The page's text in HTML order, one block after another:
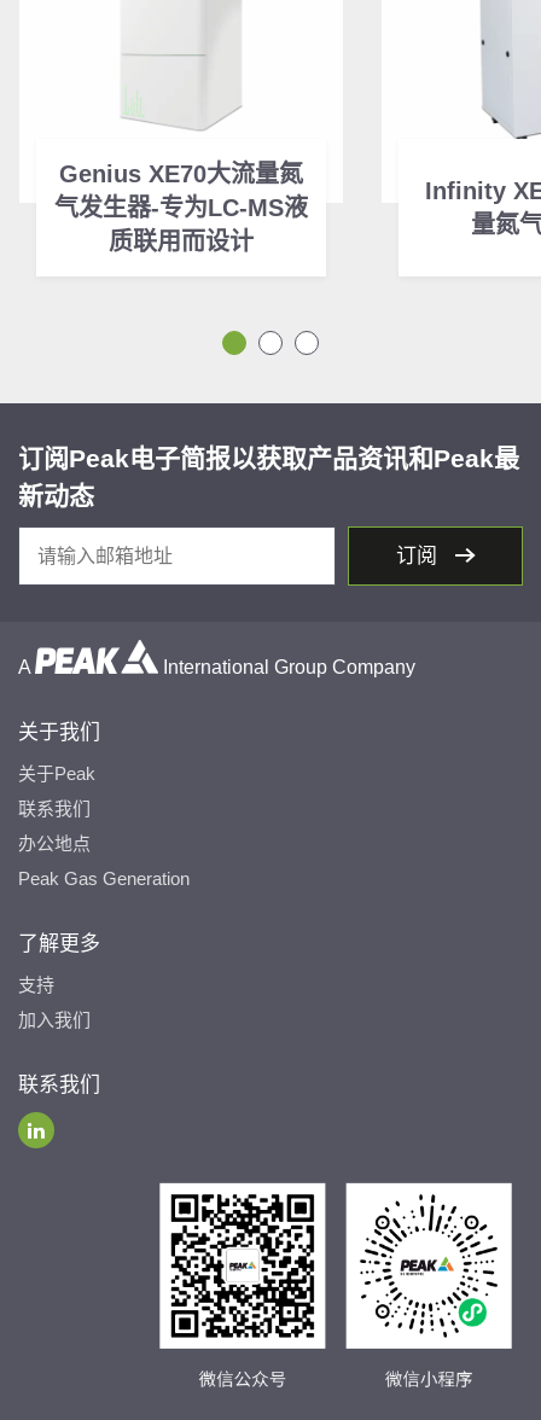
Genius XE70大流量氮
气发生器-专为LC-MS液
质联用而设计
Infinity
量氮
订阅Peak电子简报以获取产品资讯和Peak最
新动态
订阅
A International Group Company
关于我们
关于Peak
联系我们
办公地点
Peak Gas Generation
了解更多
支持
加入我们
联系我们